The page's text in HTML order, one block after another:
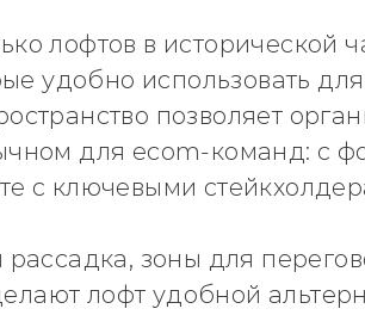
лофтов в исторической
удобно использовать
позволяет
для ecom-команд: с
с ключевыми
зоны для
лофт удобной